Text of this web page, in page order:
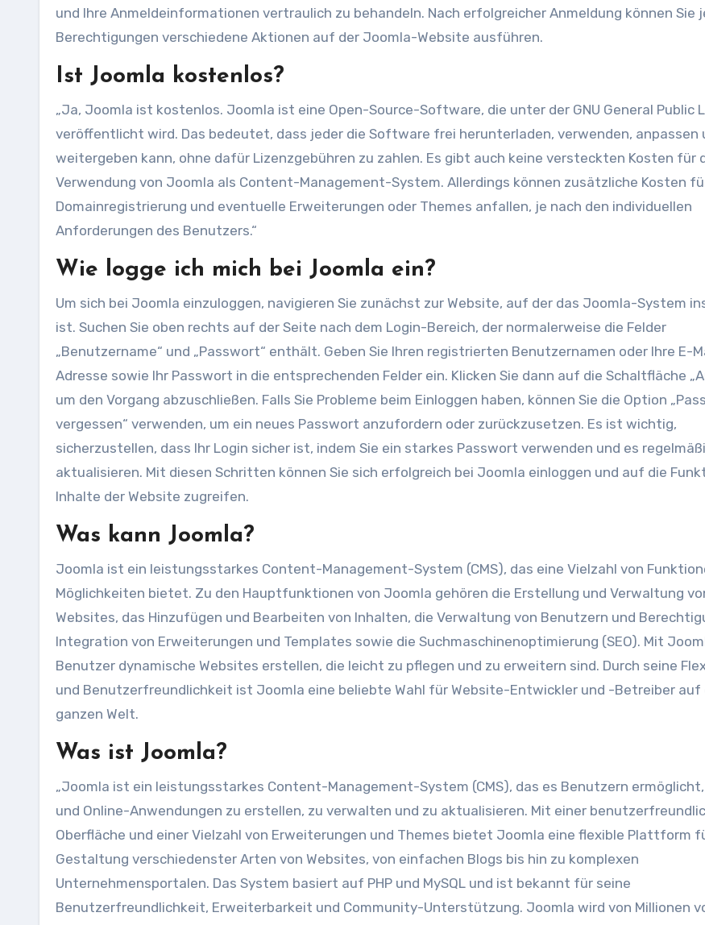
und Ihre Anmeldeinformationen vertraulich zu behandeln. Nach erfolgreicher Anmeldung können Sie
Berechtigungen verschiedene Aktionen auf der Joomla-Website ausführen.
Ist Joomla kostenlos?
„Ja, Joomla ist kostenlos. Joomla ist eine Open-Source-Software, die unter der GNU General Public
veröffentlicht wird. Das bedeutet, dass jeder die Software frei herunterladen, verwenden, anpassen
weitergeben kann, ohne dafür Lizenzgebühren zu zahlen. Es gibt auch keine versteckten Kosten für
Verwendung von Joomla als Content-Management-System. Allerdings können zusätzliche Kosten
Domainregistrierung und eventuelle Erweiterungen oder Themes anfallen, je nach den individuellen
Anforderungen des Benutzers.“
Wie logge ich mich bei Joomla ein?
Um sich bei Joomla einzuloggen, navigieren Sie zunächst zur Website, auf der das Joomla-System
ist. Suchen Sie oben rechts auf der Seite nach dem Login-Bereich, der normalerweise die Felder
„Benutzername“ und „Passwort“ enthält. Geben Sie Ihren registrierten Benutzernamen oder Ihre E-
Adresse sowie Ihr Passwort in die entsprechenden Felder ein. Klicken Sie dann auf die Schaltfläche
um den Vorgang abzuschließen. Falls Sie Probleme beim Einloggen haben, können Sie die Option
vergessen“ verwenden, um ein neues Passwort anzufordern oder zurückzusetzen. Es ist wichtig,
sicherzustellen, dass Ihr Login sicher ist, indem Sie ein starkes Passwort verwenden und es
aktualisieren. Mit diesen Schritten können Sie sich erfolgreich bei Joomla einloggen und auf die
Inhalte der Website zugreifen.
Was kann Joomla?
Joomla ist ein leistungsstarkes Content-Management-System (CMS), das eine Vielzahl von
Möglichkeiten bietet. Zu den Hauptfunktionen von Joomla gehören die Erstellung und Verwaltung
Websites, das Hinzufügen und Bearbeiten von Inhalten, die Verwaltung von Benutzern und
Integration von Erweiterungen und Templates sowie die Suchmaschinenoptimierung (SEO). Mit
Benutzer dynamische Websites erstellen, die leicht zu pflegen und zu erweitern sind. Durch seine
und Benutzerfreundlichkeit ist Joomla eine beliebte Wahl für Website-Entwickler und -Betreiber auf
ganzen Welt.
Was ist Joomla?
„Joomla ist ein leistungsstarkes Content-Management-System (CMS), das es Benutzern
und Online-Anwendungen zu erstellen, zu verwalten und zu aktualisieren. Mit einer
Oberfläche und einer Vielzahl von Erweiterungen und Themes bietet Joomla eine flexible Plattform
Gestaltung verschiedenster Arten von Websites, von einfachen Blogs bis hin zu komplexen
Unternehmensportalen. Das System basiert auf PHP und MySQL und ist bekannt für seine
Benutzerfreundlichkeit, Erweiterbarkeit und Community-Unterstützung. Joomla wird von Millionen